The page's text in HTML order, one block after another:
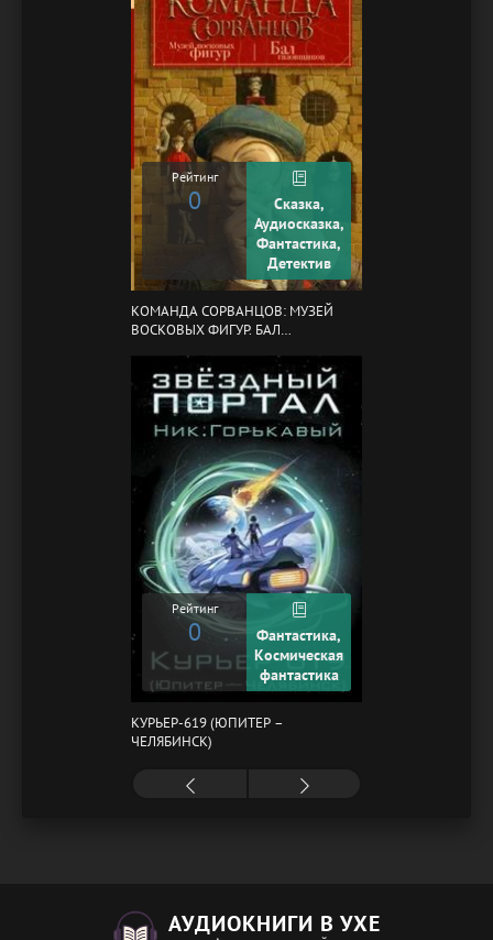
Рейтинг
0
Сказка,
Аудиосказка,
Фантастика,
Детектив
КОМАНДА СОРВАНЦОВ: МУЗЕЙ
ВОСКОВЫХ ФИГУР. БАЛ
Рейтинг
0
Фантастика,
Космическая
фантастика
КУРЬЕР-619 (ЮПИТЕР –
ЧЕЛЯБИНСК)
АУДИОКНИГИ В УХЕ